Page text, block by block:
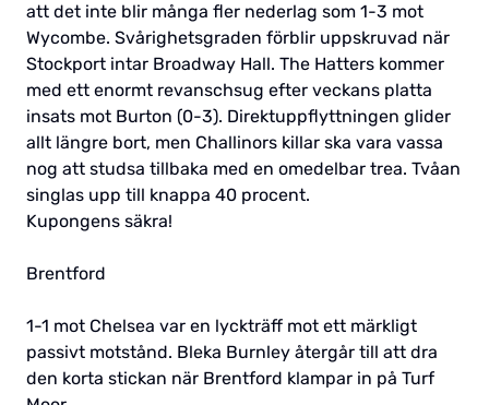
att det inte blir många fler nederlag som 1-3 mot
Wycombe. Svårighetsgraden förblir uppskruvad när
Stockport intar Broadway Hall. The Hatters kommer
med ett enormt revanschsug efter veckans platta
insats mot Burton (0-3). Direktuppflyttningen glider
allt längre bort, men Challinors killar ska vara vassa
nog att studsa tillbaka med en omedelbar trea. Tvåan
singlas upp till knappa 40 procent.
Kupongens säkra!
Brentford
1-1 mot Chelsea var en lyckträff mot ett märkligt
passivt motstånd. Bleka Burnley återgår till att dra
den korta stickan när Brentford klampar in på Turf